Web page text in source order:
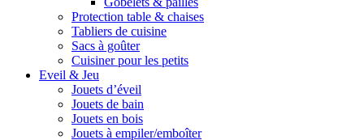
Protection table & chaises
Tabliers de cuisine
Sacs à goûter
Cuisiner pour les petits
Eveil & Jeu
Jouets d’éveil
Jouets de bain
Jouets en bois
Jouets à empiler/emboîter